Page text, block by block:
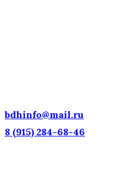
bdhinfo@mail.ru
8 (915) 284-68-46